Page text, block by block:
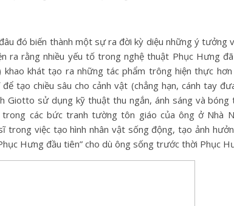
đó biến thành một sự ra đời kỳ diệu những ý tưởng
ra rằng nhiều yếu tố trong nghệ thuật Phục Hưng
khát tạo ra những tác phẩm trông hiện thực
tạo chiều sâu cho cảnh vật (chẳng hạn, cánh tay
Giotto sử dụng kỹ thuật thu ngắn, ánh sáng và bóng
các bức tranh tường tôn giáo của ông ở Nhà
trong việc tạo hình nhân vật sống động, tạo ảnh
Hưng đầu tiên” cho dù ông sống trước thời Phục